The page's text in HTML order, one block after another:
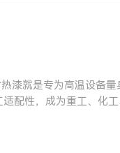
漆就是专为高温设备
配性，成为重工、化